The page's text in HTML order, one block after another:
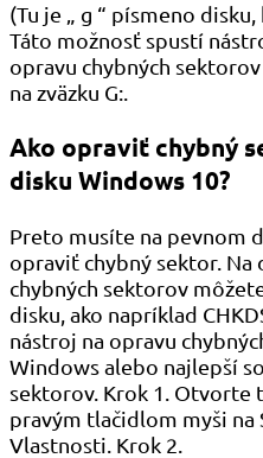
(Tu je „ g “ písmeno
Táto možnosť spustí
opravu chybných
na zväzku G:.
Ako opraviť chybný
disku Windows 10?
Preto musíte na pevnom
opraviť chybný sektor. Na
chybných sektorov
disku, ako napríklad
nástroj na opravu
Windows alebo najlepší
sektorov. Krok 1. Otvorte
pravým tlačidlom myši na
Vlastnosti. Krok 2.